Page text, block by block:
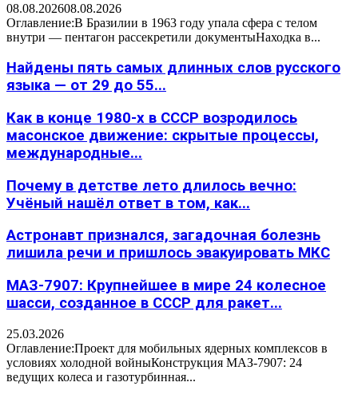
08.08.202608.08.2026
Оглавление:В Бразилии в 1963 году упала сфера с телом
внутри — пентагон рассекретили документыНаходка в...
Найдены пять самых длинных слов русского
языка — от 29 до 55...
Как в конце 1980-х в СССР возродилось
масонское движение: скрытые процессы,
международные...
Почему в детстве лето длилось вечно:
Учёный нашёл ответ в том, как...
Астронавт признался, загадочная болезнь
лишила речи и пришлось эвакуировать МКС
МАЗ-7907: Крупнейшее в мире 24 колесное
шасси, созданное в СССР для ракет...
25.03.2026
Оглавление:Проект для мобильных ядерных комплексов в
условиях холодной войныКонструкция МАЗ-7907: 24
ведущих колеса и газотурбинная...